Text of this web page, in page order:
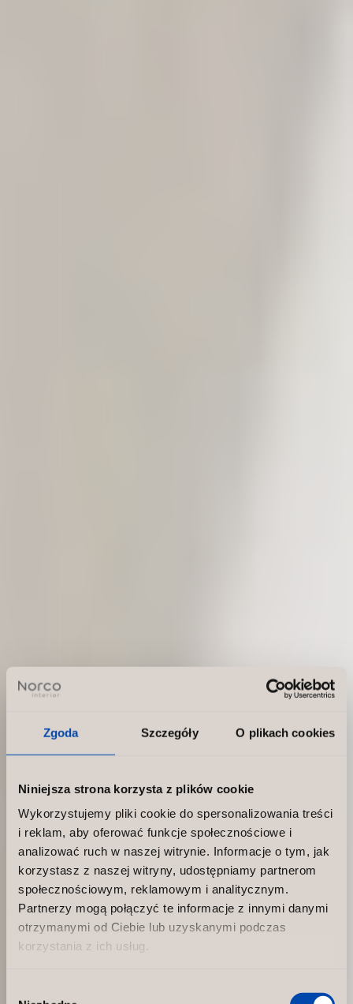
Zgoda Szczegóły O plikach cookies
Niniejsza strona korzysta z plików cookie
Wykorzystujemy pliki cookie do spersonalizowania treści
i reklam, aby oferować funkcje społecznościowe i
analizować ruch w naszej witrynie. Informacje o tym, jak
korzystasz z naszej witryny, udostępniamy partnerom
społecznościowym, reklamowym i analitycznym.
Partnerzy mogą połączyć te informacje z innymi danymi
otrzymanymi od Ciebie lub uzyskanymi podczas
korzystania z ich usług.